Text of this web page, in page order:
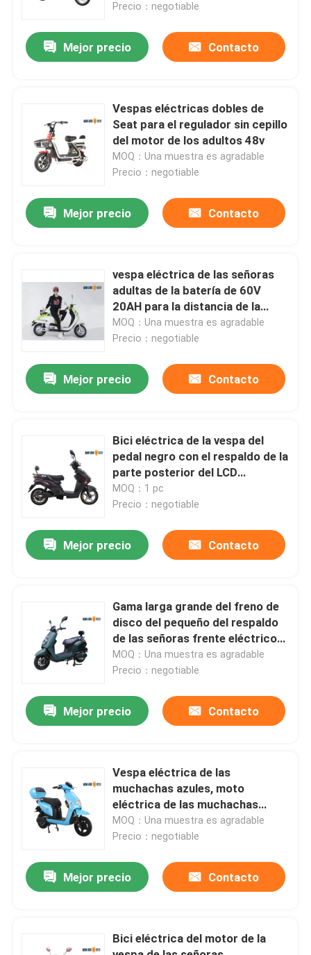
Hogar
Sobre nosotros
Control de calidad
Éntrenos en contacto con
Pida una cita
Vespa eléctrica del ciclomotor
Vespa eléctrica de la movilidad
Precio：negotiable
Mejor precio Contacto
Vespas eléctricas dobles de
Seat para el regulador sin cepillo
del motor de los adultos 48v
MOQ：Una muestra es agradable
Precio：negotiable
Mejor precio Contacto
vespa eléctrica de las señoras
adultas de la batería de 60V
20AH para la distancia de la
gama larga
MOQ：Una muestra es agradable
Precio：negotiable
Mejor precio Contacto
Bici eléctrica de la vespa del
pedal negro con el respaldo de la
parte posterior del LCD
Speedmeter
MOQ：1 pc
Precio：negotiable
Mejor precio Contacto
Gama larga grande del freno de
disco del pequeño del respaldo
de las señoras frente eléctrico
de la vespa 600W los 60km
MOQ：Una muestra es agradable
Precio：negotiable
Mejor precio Contacto
Vespa eléctrica de las
muchachas azules, moto
eléctrica de las muchachas
potentes
MOQ：Una muestra es agradable
Precio：negotiable
Mejor precio Contacto
Bici eléctrica del motor de la